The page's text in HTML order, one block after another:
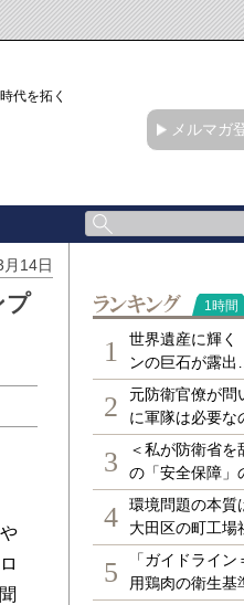
代を拓く「3
メルマガ
14日
プ
1時間
1
世界遺産に輝
ンの巨石が露出…
2
元防衛官僚が問
に軍隊は必要な
3
＜私が防衛省
の「安全保障」
4
環境問題の本質
大田区の町工場
5
「ガイドライ
用鶏肉の衛生基